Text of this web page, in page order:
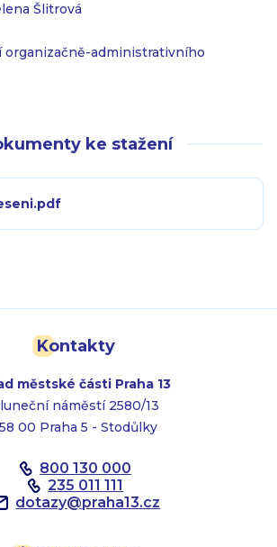
Šlitrová
organizačně-administrativního
ke stažení
Kontakty
městské části Praha 13
náměstí 2580/13
00 Praha 5 - Stodůlky
800 130 000
235 011 111
dotazy@praha13.cz